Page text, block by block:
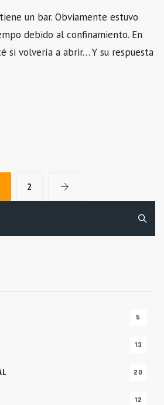
un bar. Obviamente estuvo
debido al confinamiento. En
si volvería a abrir… Y su respuesta
2
5
13
20
12